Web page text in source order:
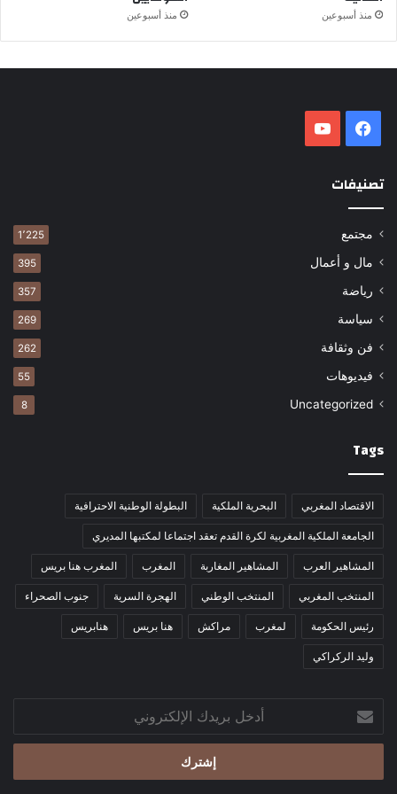
منذ أسبوعين منذ أسبوعين
فيسبوك
تصنيفات
مجتمع 1٬225
مال و أعمال 395
رياضة 357
سياسة 269
فن وثقافة 262
فيديوهات 55
Uncategorized
8
Tags
الاقتصاد المغربي البحرية الملكية البطولة الوطنية الاحترافية
الجامعة الملكية المغربية لكرة القدم تعقد اجتماعا لمكتبها المديري
المشاهير العرب المشاهير المغاربة المغرب المغرب هنا بريس
المنتخب المغربي المنتخب الوطني الهجرة السرية جنوب الصحراء
رئيس الحكومة لمغرب مراكش هنا بريس هنابريس
وليد الركراكي
أدخل
بريدك
الإلكتروني